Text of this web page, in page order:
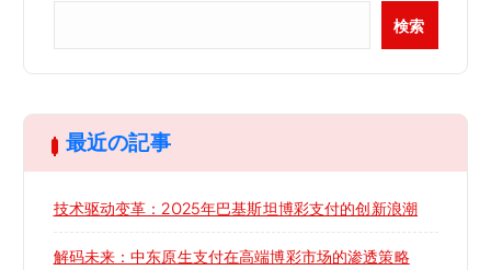
検索
最近の記事
技术驱动变革：2025年巴基斯坦博彩支付的创新浪潮
解码未来：中东原生支付在高端博彩市场的渗透策略